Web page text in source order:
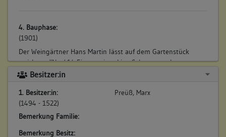
4. Bauphase:
(1901)
Der Weingärtner Hans Martin lässt auf dem Gartenstück
errichten: "Nr. 414 Eine zweistockige Scheuer an der
Schulgasse". (a)
keine
5. Bauphase:
Besitzer:in
1. Besitzer:in:
(1494 - 1522)
Preüß, Marx
Bemerkung Familie:
Bemerkung Besitz: